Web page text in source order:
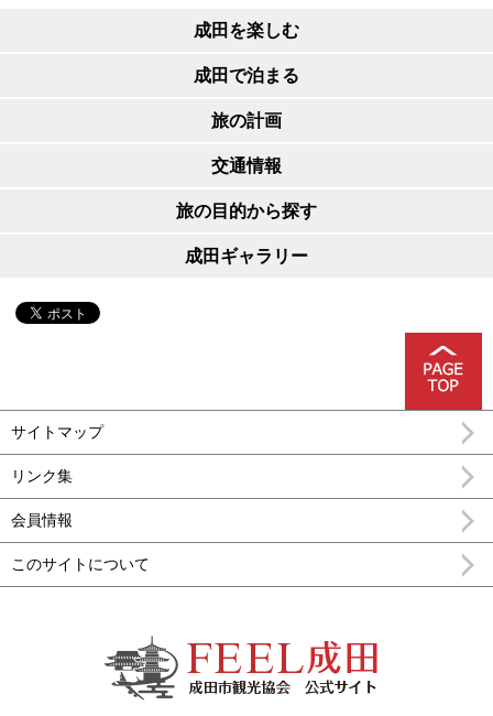
成田を楽しむ
成田で泊まる
旅の計画
交通情報
旅の目的から探す
成田ギャラリー
サイトマップ
リンク集
会員情報
このサイトについて
FEEL成田 成田市公式観光情報